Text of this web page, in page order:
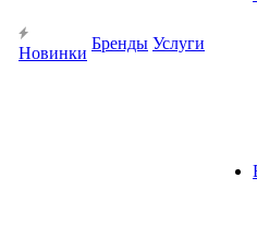
Новинки
Бренды Услуги